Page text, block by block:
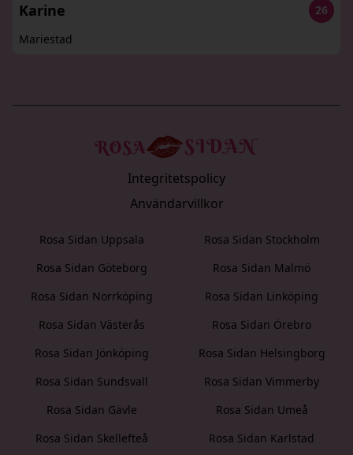
Karine
26
Mariestad
Integritetspolicy
Användarvillkor
Rosa Sidan Uppsala
Rosa Sidan Stockholm
Rosa Sidan Göteborg
Rosa Sidan Malmö
Rosa Sidan Norrköping
Rosa Sidan Linköping
Rosa Sidan Västerås
Rosa Sidan Örebro
Rosa Sidan Jönköping
Rosa Sidan Helsingborg
Rosa Sidan Sundsvall
Rosa Sidan Vimmerby
Rosa Sidan Gävle
Rosa Sidan Umeå
Rosa Sidan Skellefteå
Rosa Sidan Karlstad